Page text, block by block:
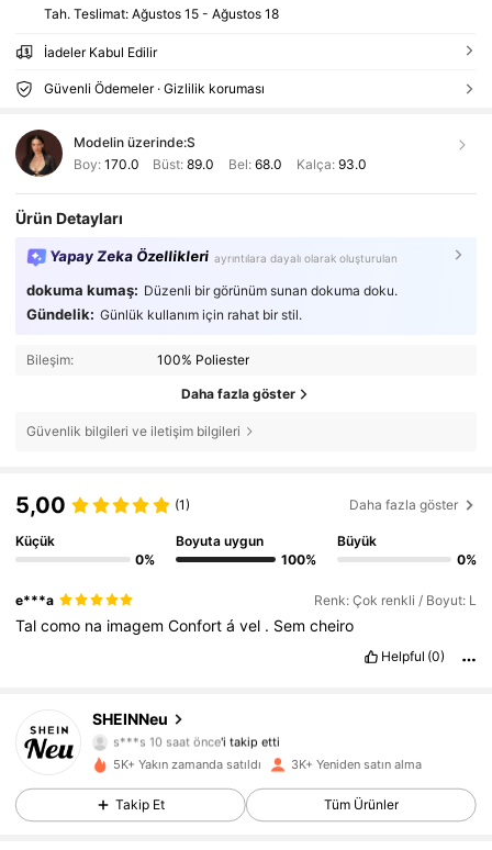
Tah. Teslimat: Ağustos 15 - Ağustos 18
İadeler Kabul Edilir
Güvenli Ödemeler · Gizlilik koruması
Modelin üzerinde:S
Boy: 170.0 Büst:89.0 Bel: 68.0 Kalça: 93.0
Ürün Detayları
Yapay Zeka Özellikleri ayrıntılara dayalı olarak oluşturulan
dokuma kumaş: Düzenli bir görünüm sunan dokuma doku.
Gündelik: Günlük kullanım için rahat bir stil.
Bileşim: 100% Poliester
Daha fazla göster
Güvenlik bilgileri ve iletişim bilgileri
5,00 (1) Daha fazla göster
Küçük
0%
Boyuta uygun
100%
Büyük
0%
e***a Renk: Çok renkli / Boyut: L
Talcomo na imagemConfortável . Semcheiro
Helpful (0)
SHEINNeu
4,84
88K Takipçiler
s***s 10 saat önce'i takip etti
4,84
88K Takipçiler
4,84 88K Takipçiler
5K+ Yakın zamanda satıldı 3K+ Yeniden satın alma
Takip Et Tüm Ürünler